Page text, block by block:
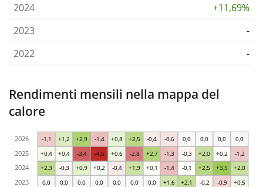
2024
+11,69%
2023
-
2022
-
Rendimenti mensili nella mappa del
calore
0,0 0,0 0,0 0,0 0,0 0,0 0,0 +1,6 +2,1 -0,2 -0,9 +0,5
+2,3 -0,3 +0,9 +0,2 -0,4 +1,9 +0,1 -1,4 -0,1 +2,5 +3,5 +2,0
+0,4 +0,4 -3,4 -4,5 +0,6 -2,8 +2,7 -1,3 -0,3 +2,0 +0,2 -1,2
-1,1 +1,2 +2,9 -1,4 +0,8 +2,5 -0,4 -0,6 0,0 0,0 0,0 0,0
2023
2024
2025
2026